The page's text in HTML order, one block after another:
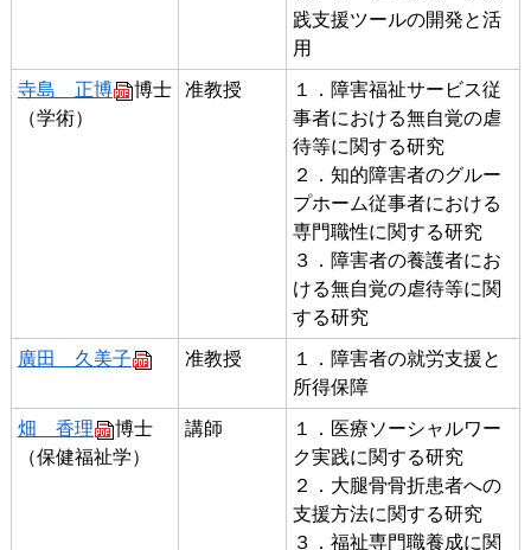
践支援ツールの開発と活
用
寺島 正博
博士
（学術）
准教授
１．障害福祉サービス従
事者における無自覚の虐
待等に関する研究
２．知的障害者のグルー
プホーム従事者における
専門職性に関する研究
３．障害者の養護者にお
ける無自覚の虐待等に関
する研究
廣田 久美子 准教授
１．障害者の就労支援と
所得保障
畑 香理
博士
（保健福祉学）
講師
１．医療ソーシャルワー
ク実践に関する研究
２．大腿骨骨折患者への
支援方法に関する研究
３．福祉専門職養成に関